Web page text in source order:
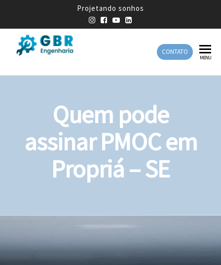
Projetando sonhos
Engenharia
Engenharia
CONTATO
MENU
Quem pode
assinar PMOC em
Propriá – SE